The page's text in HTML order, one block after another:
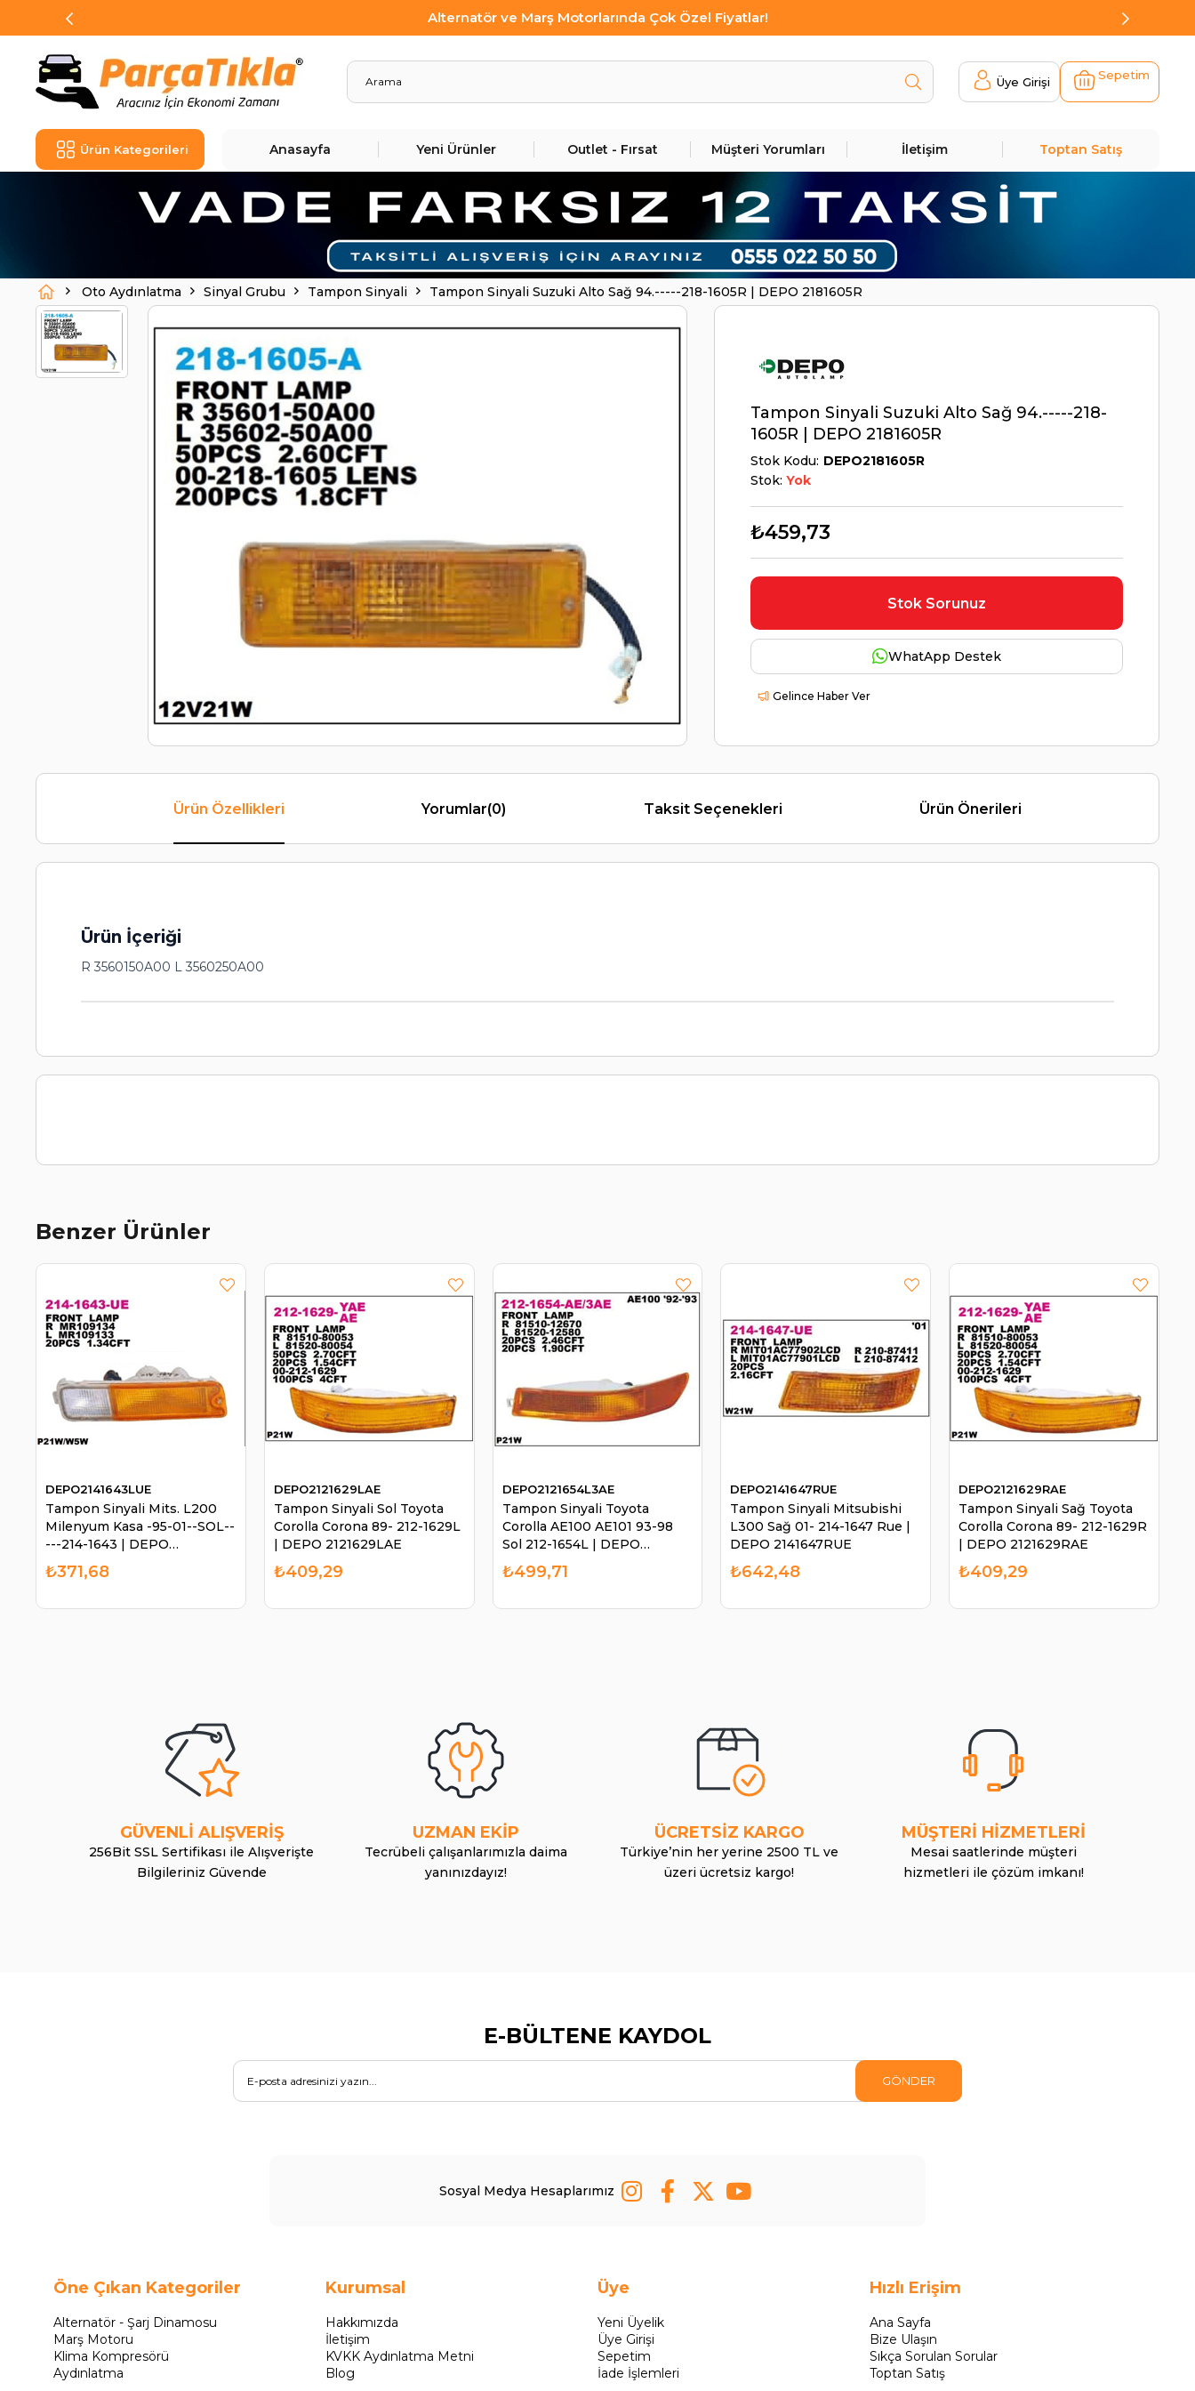
Alternatör ve Marş Motorlarında Çok Özel Fiyatlar!
Üye Girişi Sepetim
Ürün Kategorileri Anasayfa Yeni Ürünler Outlet - Fırsat Müşteri Yorumları İletişim Toptan Satış
Oto Aydınlatma Sinyal Grubu Tampon Sinyali Tampon Sinyali Suzuki Alto Sağ 94.-----218-1605R | DEPO 2181605R
Tampon Sinyali Suzuki Alto Sağ 94.-----218-
1605R | DEPO 2181605R
Stok Kodu DEPO2181605R
Stok: Yok
₺459,73
Stok Sorunuz
WhatApp Destek
Gelince Haber Ver
Ürün Özellikleri Yorumlar(0) Taksit Seçenekleri Ürün Önerileri
Ürün İçeriği
R 3560150A00 L 3560250A00
Benzer Ürünler
Tampon Sinyali Mits. L200
Milenyum Kasa -95-01--SOL--
---214-1643 | DEPO
2141643LUE
DEPO2141643LUE
₺371,68
Tampon Sinyali Sol Toyota
Corolla Corona 89- 212-1629L
| DEPO 2121629LAE
DEPO2121629LAE
₺409,29
Tampon Sinyali Toyota
Corolla AE100 AE101 93-98
Sol 212-1654L | DEPO
2121654L3AE
DEPO2121654L3AE
₺499,71
Tampon Sinyali Mitsubishi
L300 Sağ 01- 214-1647 Rue |
DEPO 2141647RUE
DEPO2141647RUE
₺642,48
Tampon Sinyali Sağ Toyota
Corolla Corona 89- 212-1629R
| DEPO 2121629RAE
DEPO2121629RAE
₺409,29
GÜVENLİ ALIŞVERİŞ
256Bit SSL Sertifikası ile Alışverişte
Bilgileriniz Güvende
UZMAN EKİP
Tecrübeli çalışanlarımızla daima
yanınızdayız!
ÜCRETSİZ KARGO
Türkiye’nin her yerine 2500 TL ve
üzeri ücretsiz kargo!
MÜŞTERİ HİZMETLERİ
Mesai saatlerinde müşteri
hizmetleri ile çözüm imkanı!
E-BÜLTENE KAYDOL
GÖNDER
Sosyal Medya Hesaplarımız
Öne Çıkan Kategoriler
Alternatör - Şarj Dinamosu
Marş Motoru
Klima Kompresörü
Aydınlatma
Kurumsal
Hakkımızda
İletişim
KVKK Aydınlatma Metni
Blog
Üye
Yeni Üyelik
Üye Girişi
Sepetim
İade İşlemleri
Hızlı Erişim
Ana Sayfa
Bize Ulaşın
Sıkça Sorulan Sorular
Toptan Satış